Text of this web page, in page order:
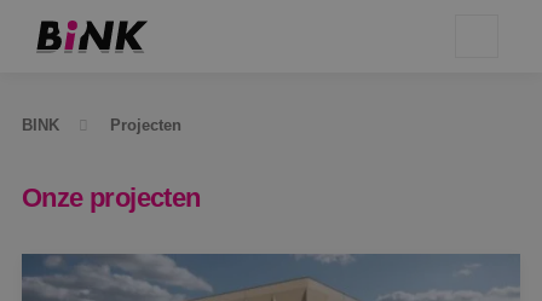
BINK Projecten
Onze projecten